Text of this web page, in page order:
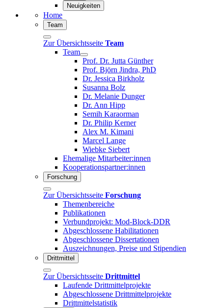
Neuigkeiten
Home
Team
Zur Übersichtsseite Team
Team
Prof. Dr. Jutta Günther
Prof. Björn Jindra, PhD
Dr. Jessica Birkholz
Susanna Bolz
Dr. Melanie Dunger
Dr. Ann Hipp
Semih Karaorman
Dr. Philip Kerner
Alex M. Kimani
Marcel Lange
Wiebke Siebert
Ehemalige Mitarbeiter:innen
Kooperationspartner:innen
Forschung
Zur Übersichtsseite Forschung
Themenbereiche
Publikationen
Verbundprojekt: Mod-Block-DDR
Abgeschlossene Habilitationen
Abgeschlossene Dissertationen
Auszeichnungen, Preise und Stipendien
Drittmittel
Zur Übersichtsseite Drittmittel
Laufende Drittmittelprojekte
Abgeschlossene Drittmittelprojekte
Drittmittelstatistik